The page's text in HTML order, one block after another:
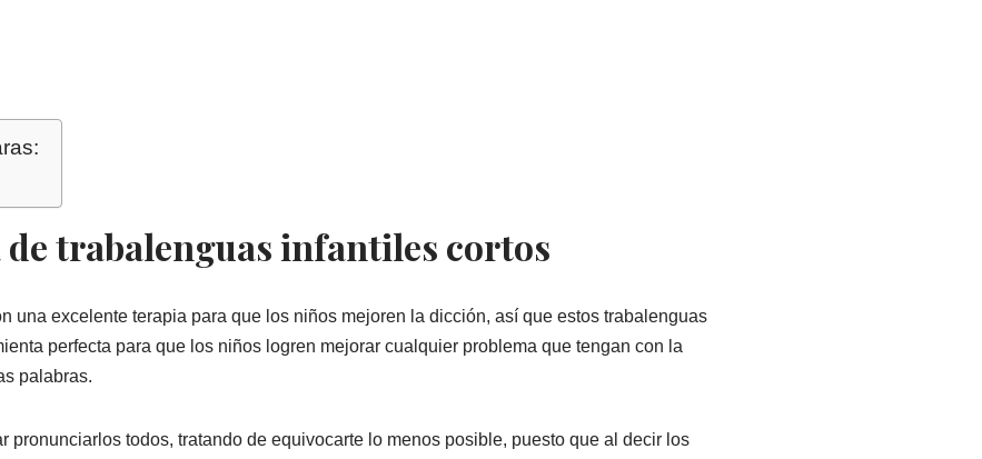
trabalenguas infantiles cortos
una excelente terapia para que los niños mejoren la dicción, así que estos trabalenguas
perfecta para que los niños logren mejorar cualquier problema que tengan con la
palabras.
pronunciarlos todos, tratando de equivocarte lo menos posible, puesto que al decir los